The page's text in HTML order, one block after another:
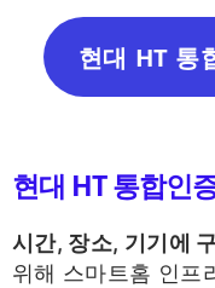
현대 HT 통
현대 HT 통합인
시간, 장소, 기기에
위해 스마트홈 인프